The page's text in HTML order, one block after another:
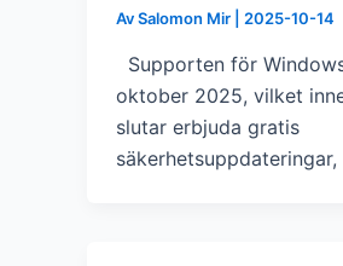
AvSalomon Mir 2025-10-14
Supporten för
oktober 2025, vilket
slutar erbjuda gratis